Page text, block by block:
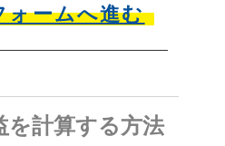
ォームへ進む
を計算する方法